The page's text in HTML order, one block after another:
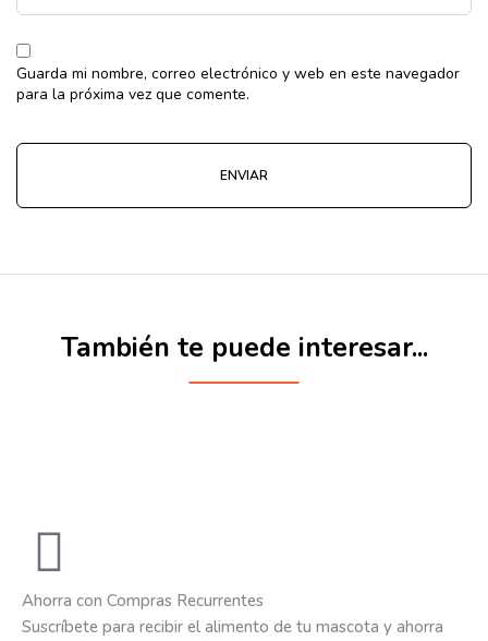
Guarda mi nombre, correo electrónico y web en este navegador
para la próxima vez que comente.
También te puede interesar...
Ahorra con Compras Recurrentes
Suscríbete para recibir el alimento de tu mascota y ahorra